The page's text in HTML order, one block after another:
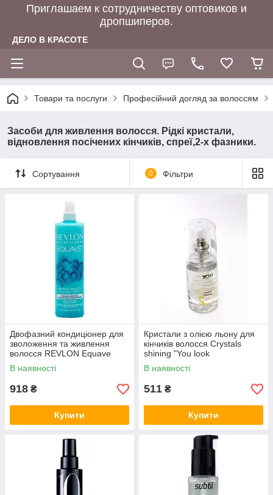
Приглашаем к сотрудничеству оптовиков и
дропшиперов.
ДЕЛО В КРАСОТЕ
Товари та послуги Професійний догляд за волоссям
Засоби для живлення волосся. Рідкі кристали,
відновлення посічених кінчиків, спреї,2-х фазники.
Сортування 0 Фільтри
Двофазний кондиціонер для
зволоження та живлення
волосся REVLON Equave
Hydro Nutritive Conditioner
500 мл
В наявності
918 ₴
Купити
Кристали з олією льону для
кінчиків волосся Crystals
shining "You look
Professional", 80 мл
В наявності
511 ₴
Купити